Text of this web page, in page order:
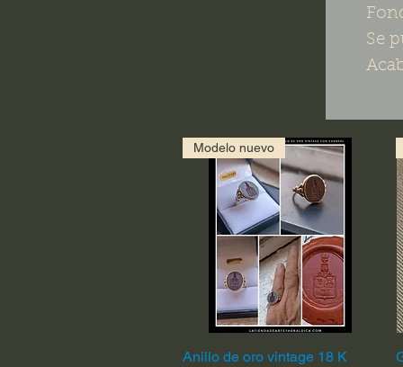
Se
Vista rápida
Modelo nuevo
Anillo de oro vintage 18 K